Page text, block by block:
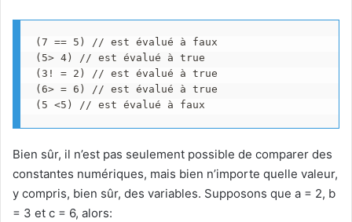
(7 == 5) // est évalué à faux
(5> 4) // est évalué à true
(3! = 2) // est évalué à true
(6> = 6) // est évalué à true
(5 <5) // est évalué à faux
Bien sûr, il n’est pas seulement possible de comparer des
constantes numériques, mais bien n’importe quelle valeur,
y compris, bien sûr, des variables. Supposons que a = 2, b
= 3 et c = 6, alors: